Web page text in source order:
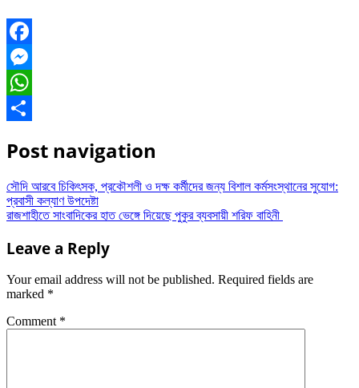
Facebook
Messenger
WhatsApp
Post navigation
সৌদি আরবে চিকিৎসক, প্রকৌশলী ও দক্ষ কর্মীদের জন্য বিশাল কর্মসংস্থানের সুযোগ:
প্রবাসী কল্যাণ উপদেষ্টা
রাজশাহীতে সাংবাদিকের হাত ভেঙ্গে দিয়েছে পুকুর ব্যবসায়ী শরিফ বাহিনী
Leave a Reply
Your email address will not be published. Required fields are
marked *
Comment *